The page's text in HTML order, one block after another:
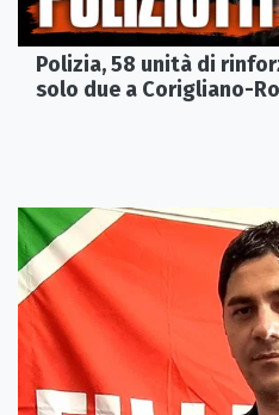
Polizia, 58 unità di
solo due a Corigliano-